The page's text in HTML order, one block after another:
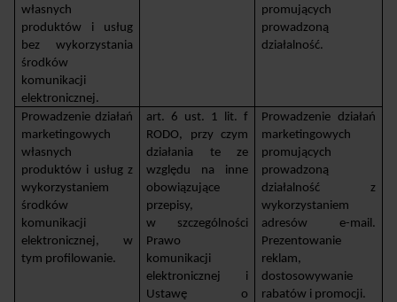
własnych
produktów i usług
bez wykorzystania
środków
komunikacji
elektronicznej.
promujących
prowadzoną
działalność.
Prowadzenie działań
marketingowych
własnych
produktów i usług z
wykorzystaniem
środków
komunikacji
elektronicznej, w
tym profilowanie.
art. 6 ust. 1 lit. f
RODO, przy czym
działania te ze
względu na inne
obowiązujące
przepisy,
w szczególności
Prawo
komunikacji
elektronicznej i
Ustawę o
Prowadzenie działań
marketingowych
promujących
prowadzoną
działalność z
wykorzystaniem
adresów e-mail.
Prezentowanie
reklam,
dostosowywanie
rabatów i promocji.